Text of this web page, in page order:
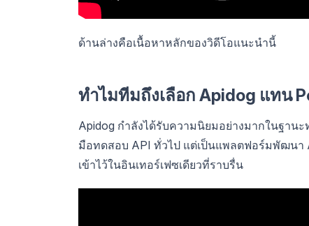
ด้านล่างคือเนื้อหาหลักของวิดีโอแนะนำนี้
ทำไมทีมถึงเลือก Apidog แทน
Apidog กำลังได้รับความนิยมอย่างมากในฐาน
มือทดสอบ API ทั่วไป แต่เป็นแพลตฟอร์มพัฒนา
เข้าไว้ในอินเทอร์เฟซเดียวที่ราบรื่น